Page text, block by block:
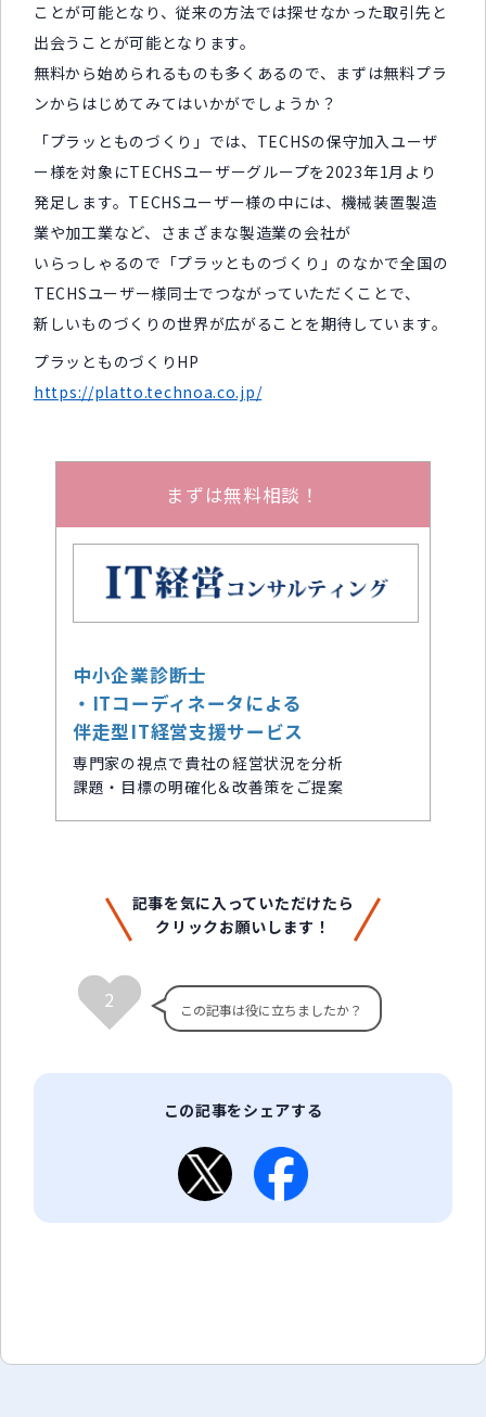
ことが可能となり、従来の方法では探せなかった取引先と
出会うことが可能となります。
無料から始められるものも多くあるので、まずは無料プラ
ンからはじめてみてはいかがでしょうか？
「プラッとものづくり」では、TECHSの保守加入ユーザ
ー様を対象にTECHSユーザーグループを2023年1月より
発足します。TECHSユーザー様の中には、機械装置製造
業や加工業など、さまざまな製造業の会社が
いらっしゃるので「プラッとものづくり」のなかで全国の
TECHSユーザー様同士でつながっていただくことで、
新しいものづくりの世界が広がることを期待しています。
プラッとものづくりHP
https://platto.technoa.co.jp/
まずは無料相談！
中小企業診断士
・ITコーディネータによる
伴走型IT経営支援サービス
専門家の視点で貴社の経営状況を分析
課題・目標の明確化＆改善策をご提案
記事を気に入っていただけたら
クリックお願いします！
2
この記事をシェアする